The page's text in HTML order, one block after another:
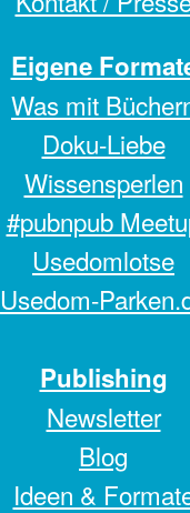
Eigene
Was mit
Doku-Liebe
Wissensperlen
#pubnpub
Usedomlotse
Usedom-
Publishing
Newsletter
Blog
Ideen &